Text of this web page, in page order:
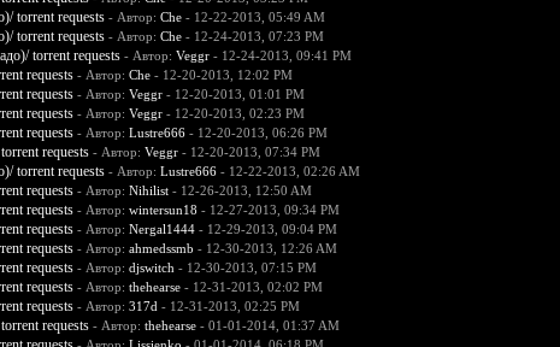
torrent requests - Автор: Che- 12-22-2013, 05:49 AM
torrent requests - Автор: Che- 12-24-2013, 07:23 PM
torrent requests - Автор: Veggr- 12-24-2013, 09:41 PM
requests - Автор: Che- 12-20-2013, 12:02 PM
requests - Автор: Veggr- 12-20-2013, 01:01 PM
requests - Автор: Veggr- 12-20-2013, 02:23 PM
requests - Автор: Lustre666- 12-20-2013, 06:26 PM
requests - Автор: Veggr- 12-20-2013, 07:34 PM
torrent requests - Автор: Lustre666- 12-22-2013, 02:26 AM
requests - Автор: Nihilist- 12-26-2013, 12:50 AM
requests - Автор: wintersun18 - 12-27-2013, 09:34 PM
requests - Автор: Nergal1444- 12-29-2013, 09:04 PM
requests - Автор: ahmedssmb - 12-30-2013, 12:26 AM
requests - Автор: djswitch - 12-30-2013, 07:15 PM
requests - Автор: thehearse- 12-31-2013, 02:02 PM
requests - Автор: 317d - 12-31-2013, 02:25 PM
requests - Автор: thehearse- 01-01-2014, 01:37 AM